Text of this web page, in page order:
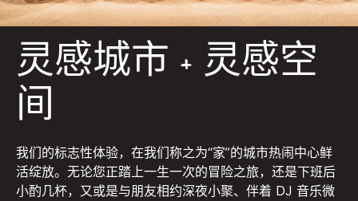
灵感城市 + 灵感空
间
我们的标志性体验，在我们称之为“家”的城市热闹中心鲜
活绽放。无论您正踏上一生一次的冒险之旅，还是下班后
小酌几杯，又或是与朋友相约深夜小聚、伴着 DJ 音乐微